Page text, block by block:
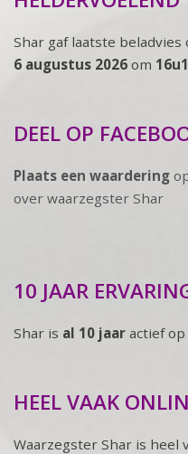
Shar gaf laatste beladvies
6 augustus 2026 om
DEEL OP
Plaats een waardering
over waarzegster Shar
10 JAAR
Shar is al 10 jaar actief
HEEL VAAK
Waarzegster Shar is heel